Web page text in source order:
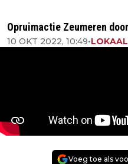
Opruimactie Zeumeren
10 OKT 2022, 10:49•LOKAAL
Voeg toe als